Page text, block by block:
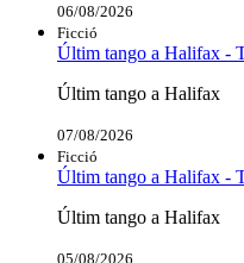
06/08/2026
Ficció
Últim tango a Halifax -
Últim tango a Halifax
07/08/2026
Ficció
Últim tango a Halifax -
Últim tango a Halifax
05/08/2026